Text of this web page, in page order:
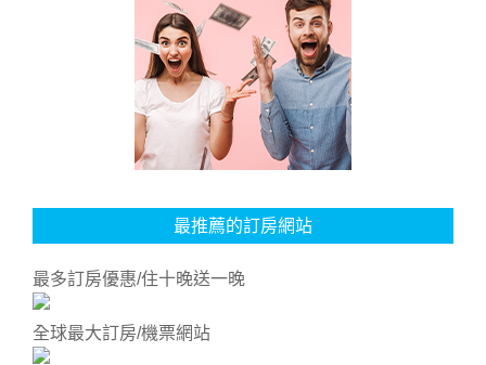
最推薦的訂房網站
最多訂房優惠/住十晚送一晚
全球最大訂房/機票網站